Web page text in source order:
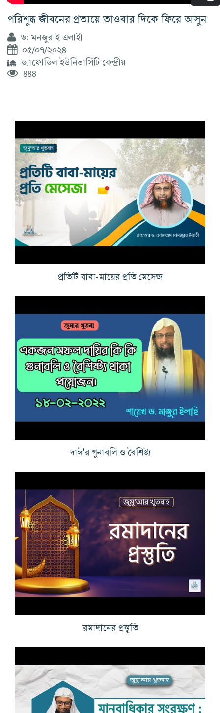
পরিশুদ্ধ জীবনের প্রত্যয়ে তাওবার দিকে ফিরে আসুন
ড: মনজুর ই এলাহী
০৫/০৭/২০২৪
ড্যাফোডিল ইউনিভার্সিটি কেন্দ্রীয়
৪৪৪
প্রতিটি বাবা-মায়ের প্রতি মেসেজ
দাঈ'র গুনাবলি ও বৈশিষ্ট্য
রমাদানের প্রস্তুতি